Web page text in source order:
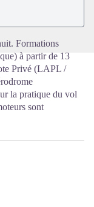
Formations
à partir de 13
Privé (LAPL /
la pratique du vol
sont